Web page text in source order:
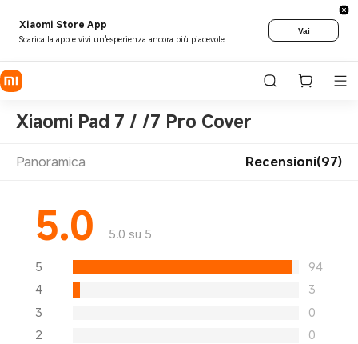
Xiaomi Store App
Scarica la app e vivi un'esperienza ancora più piacevole
Vai
Xiaomi Pad 7 / /7 Pro Cover
Panoramica Recensioni(97)
5.0 5.0 su 5
5
94
4
3
3
0
2
0